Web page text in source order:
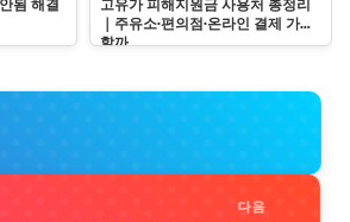
됨 해결
고유가 피해지원금 사용처 총정리
｜주유소·편의점·온라인 결제 가능
할까
다음